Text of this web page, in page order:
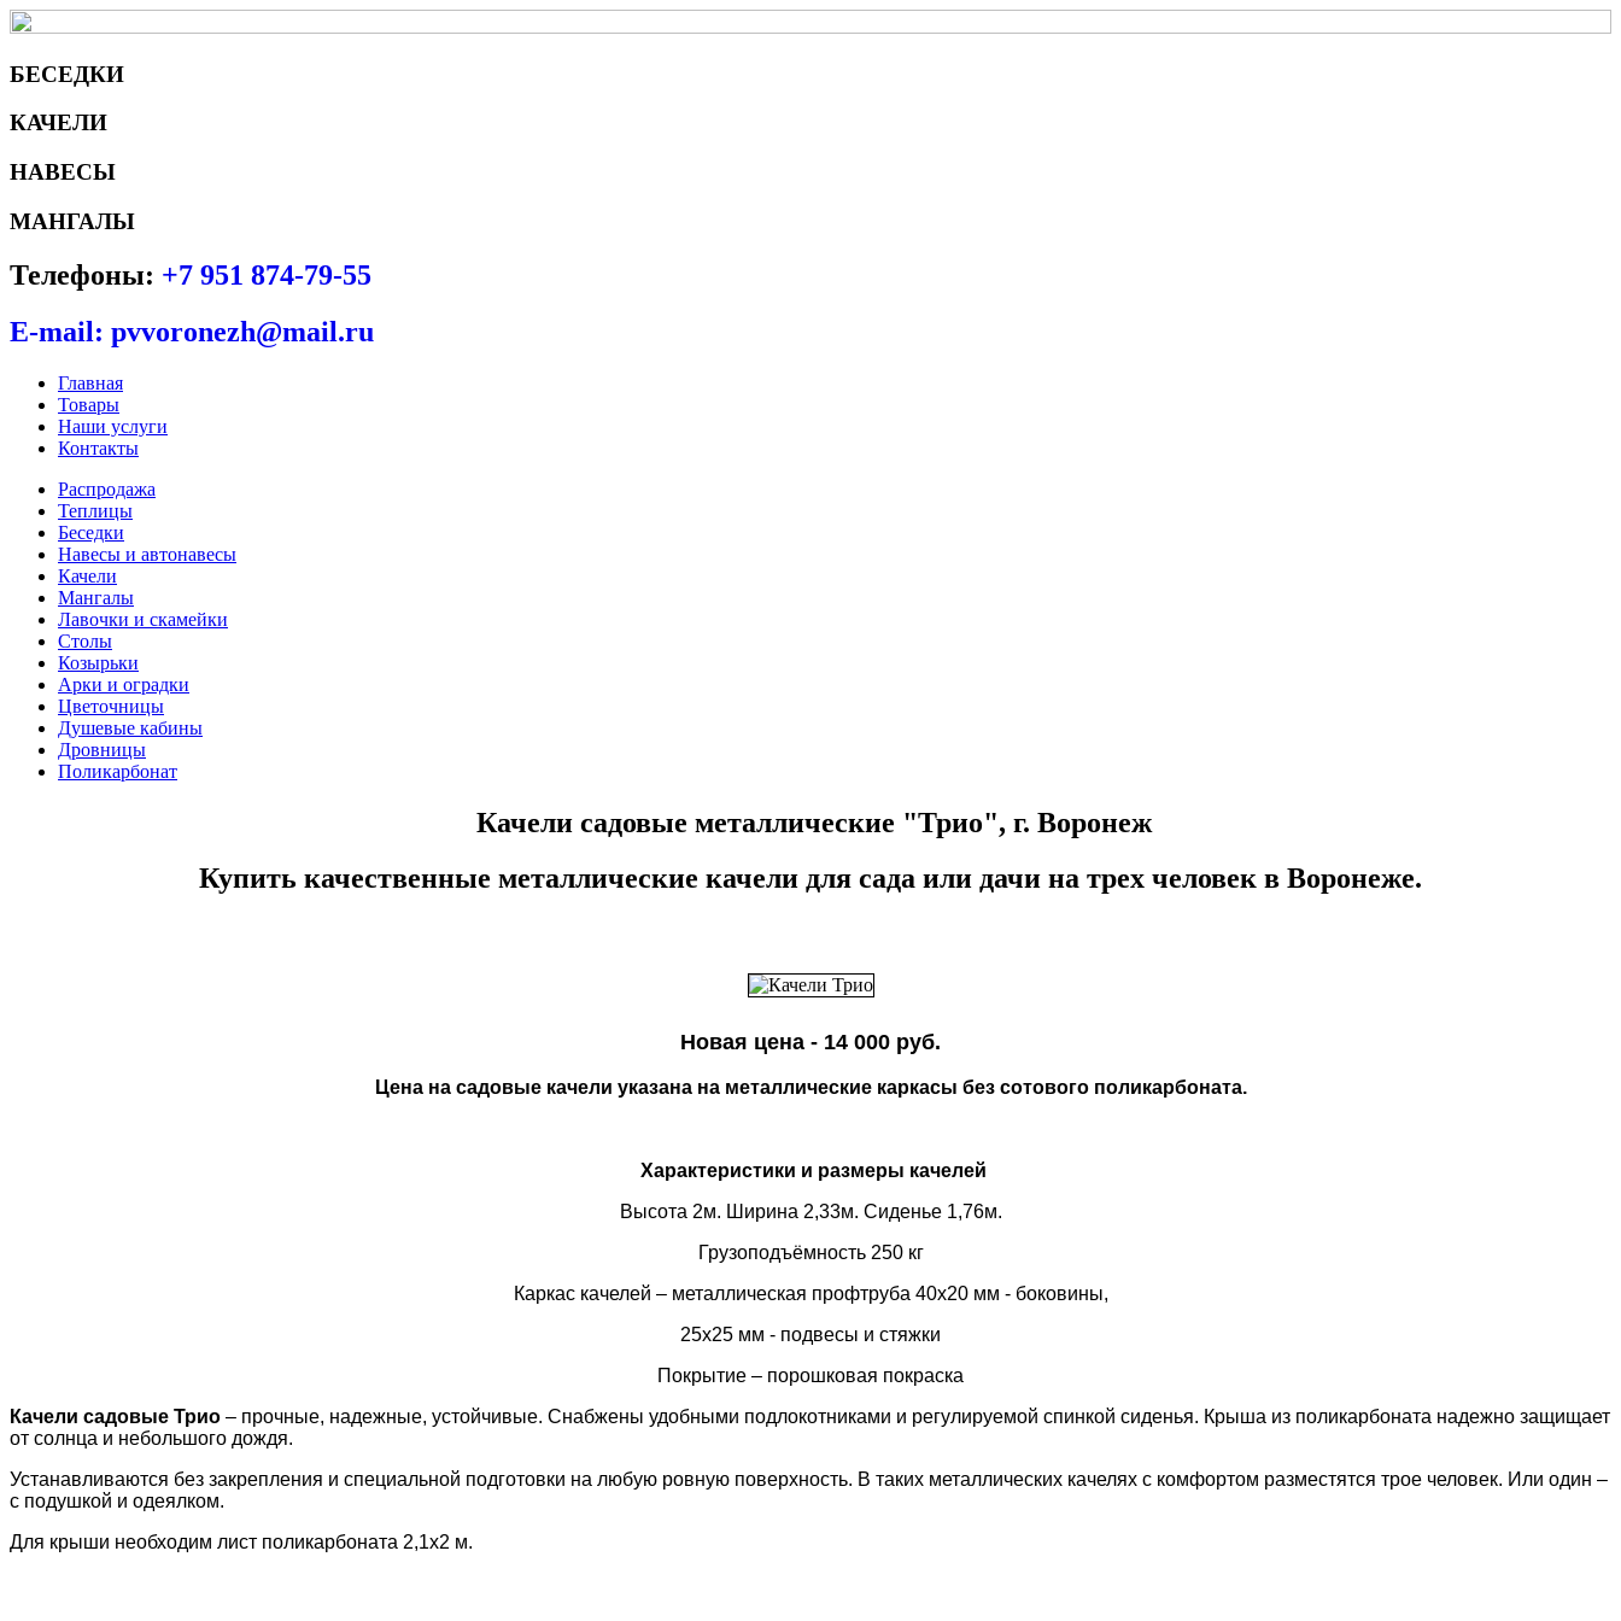
БЕСЕДКИ
КАЧЕЛИ
НАВЕСЫ
МАНГАЛЫ
Телефоны: +7 951 874-79-55
E-mail: pvvoronezh@mail.ru
Главная
Товары
Наши услуги
Контакты
Распродажа
Теплицы
Беседки
Навесы и автонавесы
Качели
Мангалы
Лавочки и скамейки
Столы
Козырьки
Арки и оградки
Цветочницы
Душевые кабины
Дровницы
Поликарбонат
Качели садовые металлические "Трио", г. Воронеж
Купить качественные металлические качели для сада или дачи на трех человек в Воронеже.
Новая цена - 14 000 руб.
Цена на садовые качели указана на металлические каркасы без сотового поликарбоната.
Характеристики и размеры качелей
Высота 2м. Ширина 2,33м. Сиденье 1,76м.
Грузоподъёмность 250 кг
Каркас качелей – металлическая профтруба 40х20 мм - боковины,
25х25 мм - подвесы и стяжки
Покрытие – порошковая покраска
Качели садовые Трио – прочные, надежные, устойчивые. Снабжены удобными подлокотниками и регулируемой спинкой сиденья. Крыша из поликарбоната надежно защищает
от солнца и небольшого дождя.
Устанавливаются без закрепления и специальной подготовки на любую ровную поверхность. В таких металлических качелях с комфортом разместятся трое человек. Или один –
с подушкой и одеялком.
Для крыши необходим лист поликарбоната 2,1х2 м.